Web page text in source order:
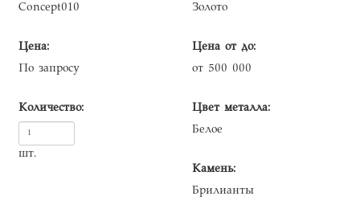
Concept010
Цена:
По запросу
Количество:
шт.
Золото
Цена от до:
от 500 000
Цвет металла:
Белое
Камень:
Брилианты